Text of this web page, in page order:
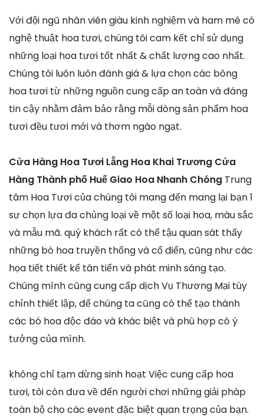
Với đội ngũ nhân viên giàu kinh nghiệm và ham mê có
nghệ thuật hoa tươi, chúng tôi cam kết chỉ sử dụng
những loại hoa tươi tốt nhất & chất lượng cao nhất.
Chúng tôi luôn luôn đánh giá & lựa chọn các bông
hoa tươi từ những nguồn cung cấp an toàn và đáng
tin cậy nhằm đảm bảo rằng mỗi dòng sản phẩm hoa
tươi đều tươi mới và thơm ngào ngạt.
Cửa Hàng Hoa Tươi Lẵng Hoa Khai Trương Cửa
Hàng Thành phố Huế Giao Hoa Nhanh Chóng Trung
tâm Hoa Tươi của chúng tôi mang đến mang lại bạn 1
sự chọn lựa đa chủng loại về một số loại hoa, màu sắc
và mẫu mã. quý khách rất có thể tậu quan sát thấy
những bó hoa truyền thống và cổ điển, cũng như các
họa tiết thiết kế tân tiến và phát minh sáng tạo.
Chúng mình cũng cung cấp dịch Vụ Thương Mại tùy
chỉnh thiết lập, để chúng ta cũng có thể tạo thành
các bó hoa độc đáo và khác biệt và phù hợp có ý
tưởng của mình.
không chỉ tạm dừng sinh hoạt Việc cung cấp hoa
tươi, tôi còn đưa về đến người chơi những giải pháp
toàn bộ cho các event đặc biệt quan trọng của bạn.